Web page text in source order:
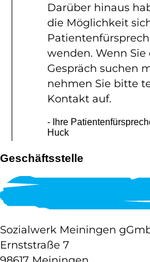
Darüber hinaus
die Möglichkeit
wenden. Wenn Sie
Gespräch suchen
nehmen Sie bitte
Kontakt auf.
- Ihre
Huck
Geschäftsstelle
Sozialwerk Meiningen
Ernststraße 7